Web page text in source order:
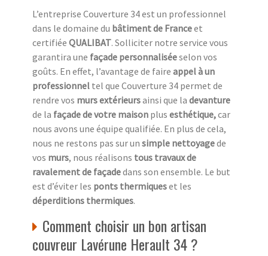
L’entreprise Couverture 34 est un professionnel
dans le domaine du bâtiment de Franceet
certifiée QUALIBAT. Solliciter notre service vous
garantira une façade personnaliséeselon vos
goûts. En effet, l’avantage de faire appel à un
professionnel tel que Couverture 34 permet de
rendre vos murs extérieursainsi que la devanture
de la façade de votre maison plus esthétique,car
nous avons une équipe qualifiée. En plus de cela,
nous ne restons pas sur un simple nettoyagede
vos murs, nous réalisons tous travaux de
ravalement de façadedans son ensemble. Le but
est d’éviter les ponts thermiqueset les
déperditions thermiques.
Comment choisir un bon artisan
couvreur Lavérune Herault 34 ?